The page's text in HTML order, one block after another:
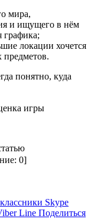
мира,
и ищущего в нём
графика;
локации хочется
предметов.
понятно, куда
игры
0]
Skype
Line Поделиться